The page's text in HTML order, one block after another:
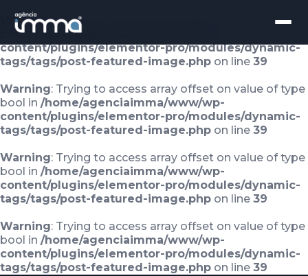
Warning: Trying to access array offset on value of type
bool in /home/agenciaimma/www/wp-
content/plugins/elementor-pro/modules/dynamic-
tags/tags/post-featured-image.php on line 39
Warning: Trying to access array offset on value of type
bool in /home/agenciaimma/www/wp-
content/plugins/elementor-pro/modules/dynamic-
tags/tags/post-featured-image.php on line 39
Warning: Trying to access array offset on value of type
bool in /home/agenciaimma/www/wp-
content/plugins/elementor-pro/modules/dynamic-
tags/tags/post-featured-image.php on line 39
Warning: Trying to access array offset on value of type
bool in /home/agenciaimma/www/wp-
content/plugins/elementor-pro/modules/dynamic-
tags/tags/post-featured-image.php on line 39